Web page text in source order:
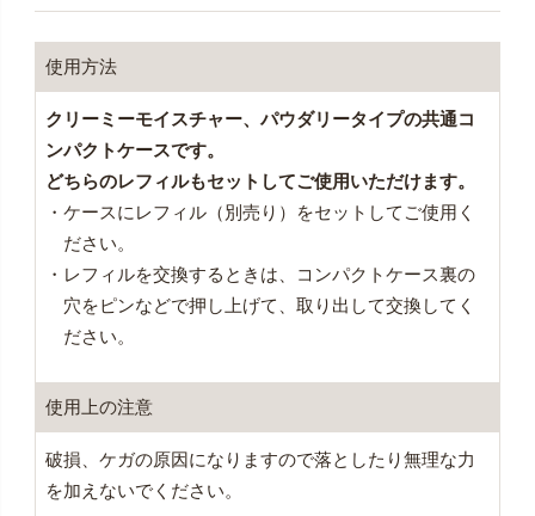
使用方法
クリーミーモイスチャー、パウダリータイプの共通コ
ンパクトケースです。
どちらのレフィルもセットしてご使用いただけます。
・ケースにレフィル（別売り）をセットしてご使用く
ださい。
・レフィルを交換するときは、コンパクトケース裏の
穴をピンなどで押し上げて、取り出して交換してく
ださい。
使用上の注意
破損、ケガの原因になりますので落としたり無理な力
を加えないでください。